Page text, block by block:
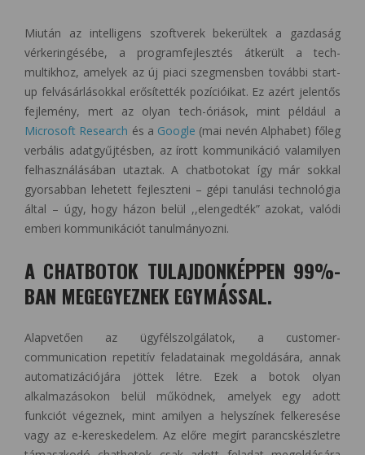
Miután az intelligens szoftverek bekerültek a gazdaság
vérkeringésébe, a programfejlesztés átkerült a tech-
multikhoz, amelyek az új piaci szegmensben további start-
up felvásárlásokkal erősítették pozícióikat. Ez azért jelentős
fejlemény, mert az olyan tech-óriások, mint például a
Microsoft Research és a Google (mai nevén Alphabet) főleg
verbális adatgyűjtésben, az írott kommunikáció valamilyen
felhasználásában utaztak. A chatbotokat így már sokkal
gyorsabban lehetett fejleszteni – gépi tanulási technológia
által – úgy, hogy házon belül ,,elengedték” azokat, valódi
emberi kommunikációt tanulmányozni.
A CHATBOTOK TULAJDONKÉPPEN 99%-
BAN MEGEGYEZNEK EGYMÁSSAL.
Alapvetően az ügyfélszolgálatok, a customer-
communication repetitív feladatainak megoldására, annak
automatizációjára jöttek létre. Ezek a botok olyan
alkalmazásokon belül működnek, amelyek egy adott
funkciót végeznek, mint amilyen a helyszínek felkeresése
vagy az e-kereskedelem. Az előre megírt parancskészletre